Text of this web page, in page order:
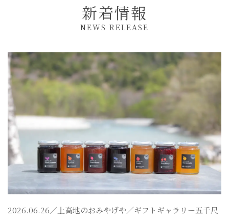
新着情報
NEWS RELEASE
2026.06.26／ 上高地のおみやげや／ギフトギャラリー五千尺